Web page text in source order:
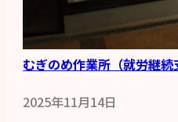
むぎのめ作業所（就労継続
2025年11月14日